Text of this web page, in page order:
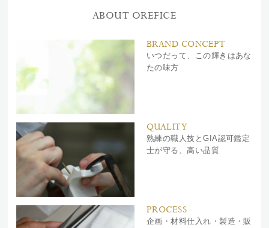
ABOUT OREFICE
BRAND CONCEPT
いつだって、この輝きはあな
たの味方
QUALITY
熟練の職人技とGIA認可鑑定
士が守る、高い品質
PROCESS
企画・材料仕入れ・製造・販